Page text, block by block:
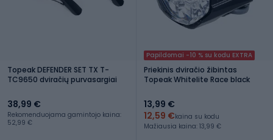
Topeak DEFENDER SET TX T-
TC9650 dviračių purvasargiai
38,99 €
Rekomenduojama gamintojo kaina:
52,99 €
Papildomai -10 % su kodu EXTRA
Priekinis dviračio žibintas
Topeak Whitelite Race black
13,99 €
12,59 €kaina su kodu
Mažiausia kaina: 13,99 €